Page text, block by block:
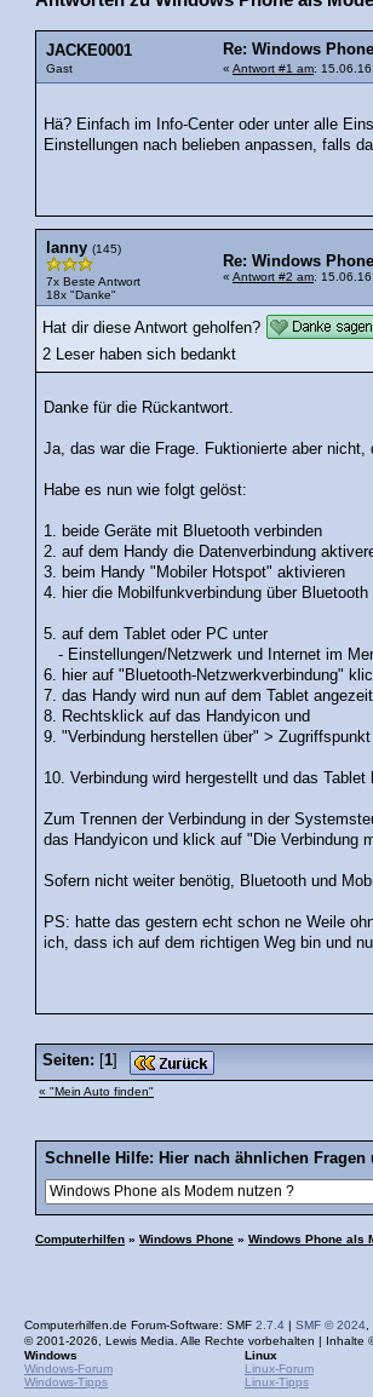
JACKE0001
Gast
Re: Windows
« Antwort #1 am:
Hä? Einfach im Info-Center oder unter alle
Einstellungen nach belieben anpassen, falls
lanny (145)
7x Beste Antwort
18x "Danke"
Re: Windows
« Antwort #2 am:
Hat dir diese Antwort geholfen?
2 Leser haben sich bedankt
Danke für die Rückantwort.
Ja, das war die Frage. Fuktionierte aber nicht,
Habe es nun wie folgt gelöst:
1. beide Geräte mit Bluetooth verbinden
2. auf dem Handy die Datenverbindung
3. beim Handy "Mobiler Hotspot" aktivieren
4. hier die Mobilfunkverbindung über
5. auf dem Tablet oder PC unter
- Einstellungen/Netzwerk und Internet im
6. hier auf "Bluetooth-Netzwerkverbindung"
7. das Handy wird nun auf dem Tablet angezeit
8. Rechtsklick auf das Handyicon und
9. "Verbindung herstellen über" > Zugriffspunkt
10. Verbindung wird hergestellt und das
Zum Trennen der Verbindung in der
das Handyicon und klick auf "Die Verbindung
Sofern nicht weiter benötig, Bluetooth und
PS: hatte das gestern echt schon ne Weile
ich, dass ich auf dem richtigen Weg bin und
Seiten: [1]
« "Mein Auto finden"
Schnelle Hilfe: Hier nach ähnlichen
Computerhilfen » Windows Phone » Windows Phone als
Computerhilfen.de Forum-Software: SMF 2.7.4 | SMF © 2024
© 2001-2026, Lewis Media. Alle Rechte vorbehalten | Inhalte
Windows
Windows-Forum
Windows-Tipps
Linux
Linux-Forum
Linux-Tipps